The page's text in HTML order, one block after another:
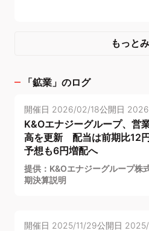
もっと
「鉱業 」のログ
開催日 2026/02/18公開日
K&Oエナジーグループ、営
高を更新 配当は前期比12
予想も6円増配へ
提供：K&Oエナジーグループ株
期決算説明
開催日 2025/11/29公開日